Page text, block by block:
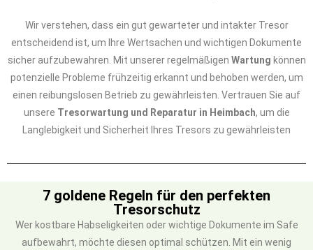
Wir verstehen, dass ein gut gewarteter und intakter Tresor
entscheidend ist, um Ihre Wertsachen und wichtigen Dokumente
sicher aufzubewahren. Mit unserer regelmäßigen Wartung können
potenzielle Probleme frühzeitig erkannt und behoben werden, um
einen reibungslosen Betrieb zu gewährleisten. Vertrauen Sie auf
unsere Tresorwartung und Reparatur in Heimbach, um die
Langlebigkeit und Sicherheit Ihres Tresors zu gewährleisten
7 goldene Regeln für den perfekten
Tresorschutz
Wer kostbare Habseligkeiten oder wichtige Dokumente im Safe
aufbewahrt, möchte diesen optimal schützen. Mit ein wenig